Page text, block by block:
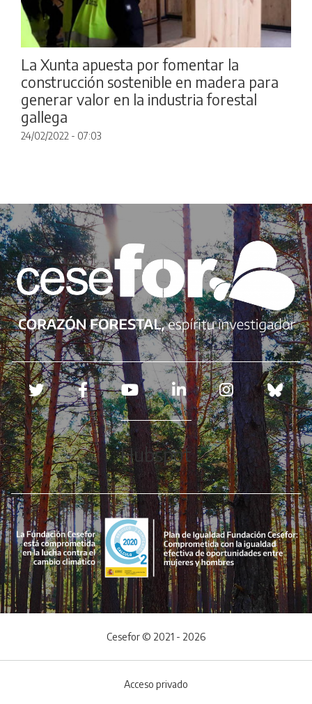
La Xunta apuesta por fomentar la
construcción sostenible en madera para
generar valor en la industria forestal
gallega
24/02/2022 - 07:03
Redes sociales
Hubspot
Cesefor © 2021 - 2026
Acceso privado